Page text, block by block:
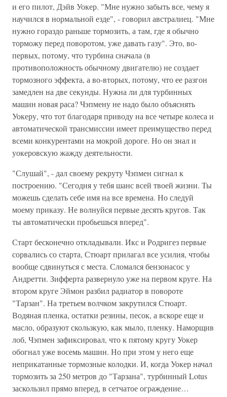
и его пилот, Дэйв Уокер. "Мне нужно забыть все, чему я
научился в нормальной езде", - говорил австралиец. "Мне
нужно гораздо раньше тормозить, а там, где я обычно
торможу перед поворотом, уже давать газу". Это, во-
первых, потому, что турбина сначала (в
противоположность обычному двигателю) не создает
тормозного эффекта, а во-вторых, потому, что ее разгон
замедлен на две секунды. Нужна ли для турбинных
машин новая раса? Чэпмену не надо было объяснять
Уокеру, что тот благодаря приводу на все четыре колеса и
автоматической трансмиссии имеет преимущество перед
всеми конкурентами на мокрой дороге. Но он знал и
уокеровскую жажду деятельности.
"Слушай", - дал своему рекруту Чэпмен сигнал к
построению. "Сегодня у тебя шанс всей твоей жизни. Ты
можешь сделать себе имя на все времена. Но следуй
моему приказу. Не волнуйся первые десять кругов. Так
ты автоматически пробьешься вперед".
Старт бесконечно откладывали. Икс и Родригез первые
сорвались со старта, Стюарт прилагал все усилия, чтобы
вообще сдвинуться с места. Сломался бензонасос у
Андретти. Зифферта развернуло уже на первом круге. На
втором круге Эймон разбил радиатор в повороте
"Тарзан". На третьем волчком закрутился Стюарт.
Водяная пленка, остатки резины, песок, а вскоре еще и
масло, образуют скользкую, как мыло, пленку. Наморщив
лоб, Чэпмен зафиксировал, что к пятому кругу Уокер
обогнал уже восемь машин. Но при этом у него еще
неприкатанные тормозные колодки. И, когда Уокер начал
тормозить за 250 метров до "Тарзана", турбинный Lotus
заскользил прямо вперед, в сетчатое ограждение…